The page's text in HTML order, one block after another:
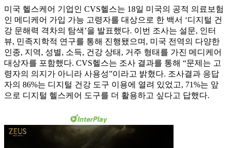
미국 헬스케어 기업인 CVS헬스는 18일 미국의 공적 의료보험
인 메디케어 가입 가능 고령자를 대상으로 한 백서 ‘디지털 건
강 문해력 격차의 탐색’을 발표했다. 이번 조사는 설문, 인터
뷰, 민족지학적 연구를 통해 진행됐으며, 미국 전역의 다양한
인종, 지역, 성별, 소득, 건강 상태, 거주 형태를 가진 메디케어
대상자를 포함했다. CVS헬스는 조사 결과를 통해 “문제는 고
령자의 의지가 아니라 사용성”이라고 밝혔다. 조사결과 응답
자의 86%는 디지털 건강 도구 이용에 열려 있었고, 71%는 앞
으로 디지털 헬스케어 도구를 더 활용하고 싶다고 답했다.